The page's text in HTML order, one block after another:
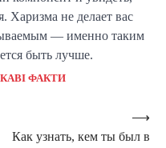
Харизма не делает вас
— именно таким
быть лучше.
ФАКТИ
Как узнать, кем ты был в
⟶